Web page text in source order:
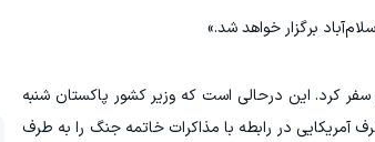
برگزار خواهد شد.»
کرد. این درحالی است که وزیر کشور پاکستان شنبه
آمریکایی در رابطه با مذاکرات خاتمه جنگ را به طرف